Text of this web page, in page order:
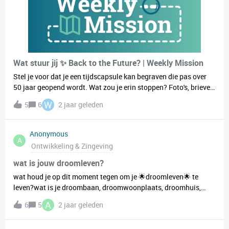
Wat stuur jij ✨ Back to the Future? | Weekly Mission
Stel je voor dat je een tijdscapsule kan begraven die pas over
50 jaar geopend wordt. Wat zou je erin stoppen? Foto's, brieven,
een screenshot van je favoriete playlist of misschien iets heel
anders? Deel jouw ideeën en laat weten welke boodschap je
voor de toekomst zou achterlaten. Sharing is caring! 🕰️✉️
5 6 W 2 jaar geleden
A
Anonymous
Ontwikkeling & Zingeving
wat is jouw droomleven?
wat houd je op dit moment tegen om je 🌟droomleven🌟 te
leven?wat is je droombaan, droomwoonplaats, droomhuis,
droomzelf? stuur me een bericht en laten we erover kletsen! :)
6 5 A 2 jaar geleden